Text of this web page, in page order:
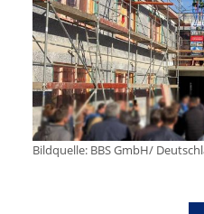
Bildquelle: BBS GmbH/